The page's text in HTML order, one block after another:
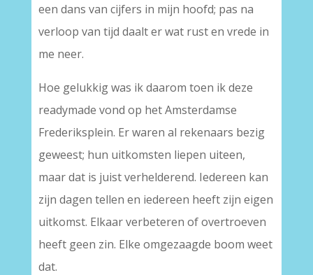
een dans van cijfers in mijn hoofd; pas na
verloop van tijd daalt er wat rust en vrede in
me neer.
Hoe gelukkig was ik daarom toen ik deze
readymade vond op het Amsterdamse
Frederiksplein. Er waren al rekenaars bezig
geweest; hun uitkomsten liepen uiteen,
maar dat is juist verhelderend. Iedereen kan
zijn dagen tellen en iedereen heeft zijn eigen
uitkomst. Elkaar verbeteren of overtroeven
heeft geen zin. Elke omgezaagde boom weet
dat.